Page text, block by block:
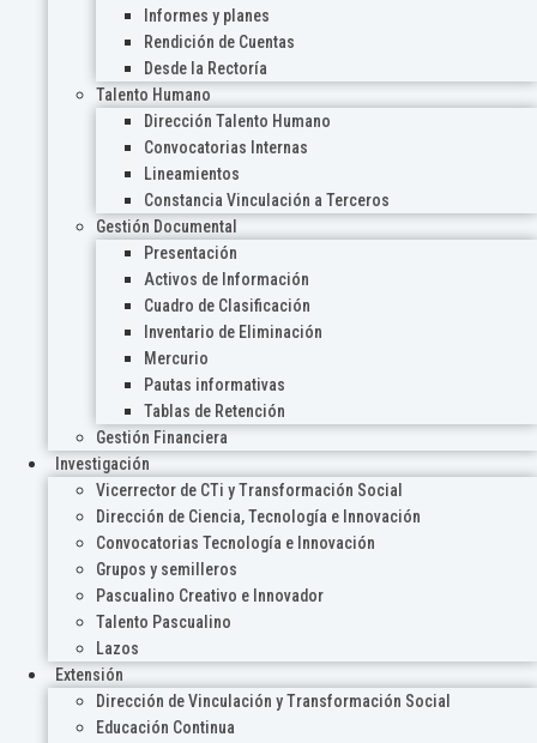
Informes y planes
Rendición de Cuentas
Desde la Rectoría
Talento Humano
Dirección Talento Humano
Convocatorias Internas
Lineamientos
Constancia Vinculación a Terceros
Gestión Documental
Presentación
Activos de Información
Cuadro de Clasificación
Inventario de Eliminación
Mercurio
Pautas informativas
Tablas de Retención
Gestión Financiera
Investigación
Vicerrector de CTi y Transformación Social
Dirección de Ciencia, Tecnología e Innovación
Convocatorias Tecnología e Innovación
Grupos y semilleros
Pascualino Creativo e Innovador
Talento Pascualino
Lazos
Extensión
Dirección de Vinculación y Transformación Social
Educación Continua